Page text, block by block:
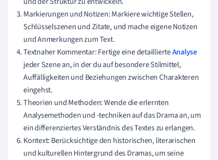
Markierungen und Notizen: Markiere wichtige Stellen,
Schlüsselszenen und Zitate, und mache eigene Notizen
und Anmerkungen zum Text.
Textnaher Kommentar: Fertige eine detaillierteAnalyse
jeder Szene an, in der du auf besondere Stilmittel,
Auffälligkeiten und Beziehungen zwischen Charakteren
eingehst.
Theorien und Methoden: Wende die erlernten
Analysemethoden und -techniken auf das Drama an, um
ein differenziertes Verständnis des Textes zu erlangen.
Kontext: Berücksichtige den historischen, literarischen
und kulturellen Hintergrund des Dramas, um seine